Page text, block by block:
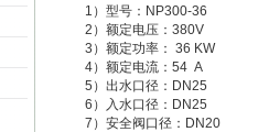
1 ）型号： NP300-36
2 ）额定电压： 380V
3 ）额定功率： 36 KW
4）额定电流： 54 A
5 ）出水口径： DN25
6 ）入水口径： DN25
7 ）安全阀口径： DN20